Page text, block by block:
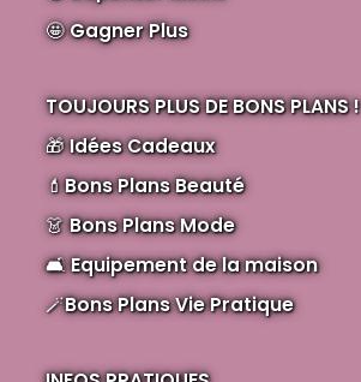
🤩Gagner Plus
TOUJOURS PLUS DE BONS PLANS !
🎁Idées Cadeaux
💄Bons Plans Beauté
👗Bons Plans Mode
🛋️Equipement de la maison
🪄Bons Plans Vie Pratique